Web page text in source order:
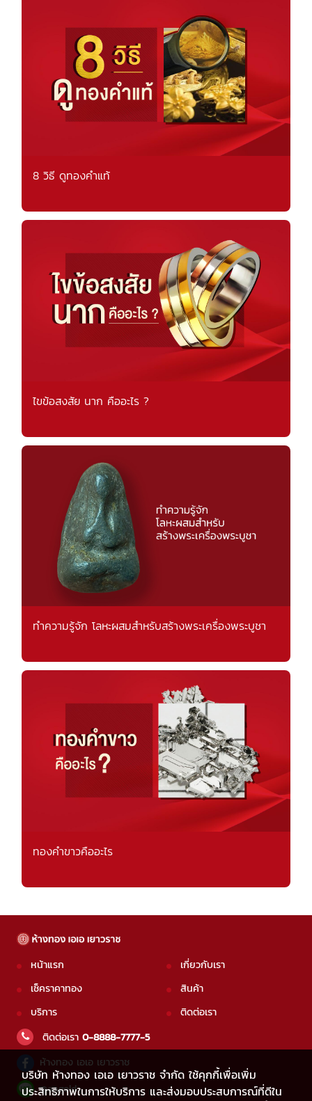
8 วิธี ดูทองคำแท้
ไขข้อสงสัย นาก คืออะไร ?
ทำความรู้จัก โลหะผสมสำหรับสร้างพระเครื่องพระบูชา
ทองคำขาวคืออะไร
บริษัท ห้างทอง เอเอ เยาวราช จำกัด ใช้คุกกี้เพื่อเพิ่ม
ประสิทธิภาพในการให้บริการ และส่งมอบประสบการณ์ที่ดีใน
หน้าแรก
เช็คราคาทอง
บริการ
เกี่ยวกับเรา
สินค้า
ติดต่อเรา
ติดต่อเรา 0-8888-7777-5
ห้างทอง เอเอ เยาวราช
@aagold